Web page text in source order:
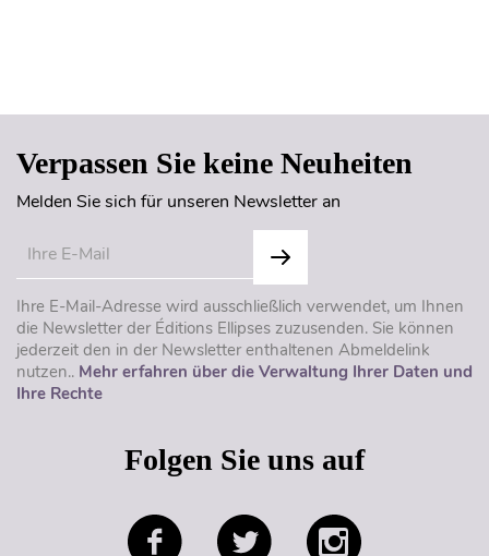
Verpassen Sie keine Neuheiten
Melden Sie sich für unseren Newsletter an
Ihre E-Mail-Adresse wird ausschließlich verwendet, um Ihnen
die Newsletter der Éditions Ellipses zuzusenden. Sie können
jederzeit den in der Newsletter enthaltenen Abmeldelink
nutzen.. Mehr erfahren über die Verwaltung Ihrer Daten und
Ihre Rechte
Folgen Sie uns auf